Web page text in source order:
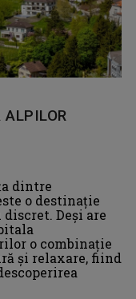
dintre
o destinație
Deși are
o combinație
și relaxare, fiind